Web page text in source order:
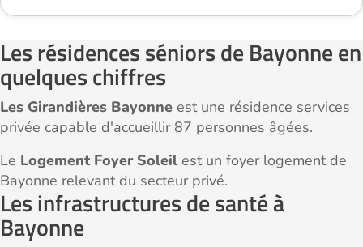
Les résidences séniors de Bayonne en
quelques chiffres
Les Girandières Bayonne est une résidence services
privée capable d'accueillir 87 personnes âgées.
Le Logement Foyer Soleil est un foyer logement de
Bayonne relevant du secteur privé.
Les infrastructures de santé à
Bayonne